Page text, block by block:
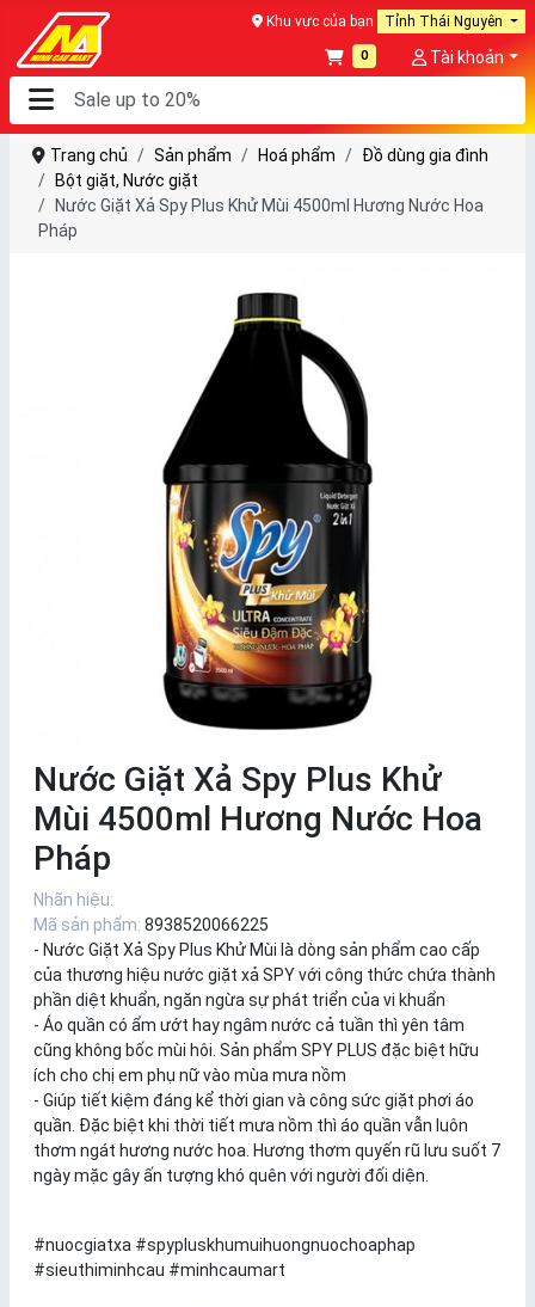
Khu vực của bạn Tỉnh Thái Nguyên
0 Tài khoản
Trang chủ Sản phẩm Hoá phẩm
Đồ dùng gia đình
Bột giặt, Nước giặt
Nước Giặt Xả Spy Plus Khử Mùi 4500ml Hương Nước Hoa
Pháp
Nước Giặt Xả Spy Plus Khử
Mùi 4500ml Hương Nước Hoa
Pháp
Nhãn hiệu:
Mã sản phẩm: 8938520066225
- Nước Giặt Xả Spy Plus Khử Mùi là dòng sản phẩm cao cấp
của thương hiệu nước giặt xả SPY với công thức chứa thành
phần diệt khuẩn, ngăn ngừa sự phát triển của vi khuẩn
- Áo quần có ẩm ướt hay ngâm nước cả tuần thì yên tâm
cũng không bốc mùi hôi. Sản phẩm SPY PLUS đặc biệt hữu
ích cho chị em phụ nữ vào mùa mưa nồm
- Giúp tiết kiệm đáng kể thời gian và công sức giặt phơi áo
quần. Đặc biệt khi thời tiết mưa nồm thì áo quần vẫn luôn
thơm ngát hương nước hoa. Hương thơm quyến rũ lưu suốt 7
ngày mặc gây ấn tượng khó quên với người đối diện.
#nuocgiatxa #spypluskhumuihuongnuochoaphap
#sieuthiminhcau #minhcaumart